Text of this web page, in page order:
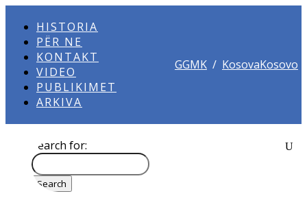
HISTORIA
PËR NE
KONTAKT
VIDEO
PUBLIKIMET
ARKIVA
GGMK / KosovaKosovo
Search for: